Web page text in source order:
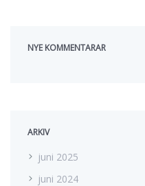
NYE KOMMENTARAR
ARKIV
juni 2025
juni 2024